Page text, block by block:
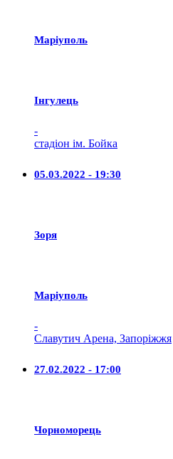
Маріуполь
Iнгулець
-
стадіон ім. Бойка
05.03.2022 - 19:30
Зоря
Маріуполь
-
Славутич Арена, Запоріжжя
27.02.2022 - 17:00
Чорноморець